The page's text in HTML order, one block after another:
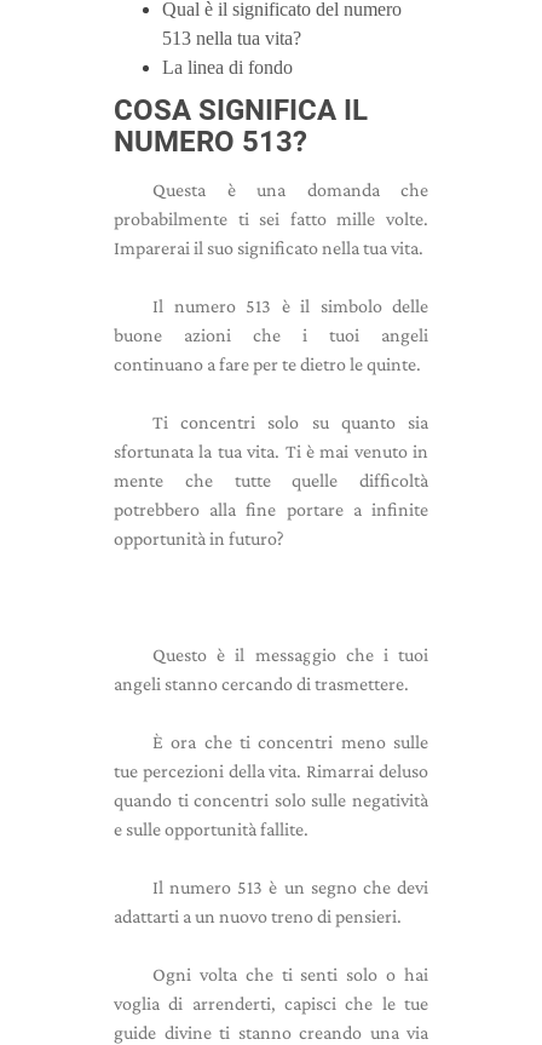
Qual è il significato del numero
513 nella tua vita?
La linea di fondo
COSA SIGNIFICA IL
NUMERO 513?
Questa è una domanda che
probabilmente ti sei fatto mille volte.
Imparerai il suo significato nella tua vita.
Il numero 513 è il simbolo delle
buone azioni che i tuoi angeli
continuano a fare per te dietro le quinte.
Ti concentri solo su quanto sia
sfortunata la tua vita. Ti è mai venuto in
mente che tutte quelle difficoltà
potrebbero alla fine portare a infinite
opportunità in futuro?
Questo è il messaggio che i tuoi
angeli stanno cercando di trasmettere.
È ora che ti concentri meno sulle
tue percezioni della vita. Rimarrai deluso
quando ti concentri solo sulle negatività
e sulle opportunità fallite.
Il numero 513 è un segno che devi
adattarti a un nuovo treno di pensieri.
Ogni volta che ti senti solo o hai
voglia di arrenderti, capisci che le tue
guide divine ti stanno creando una via